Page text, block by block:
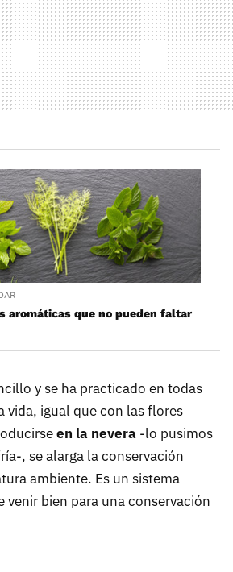
aromáticas que no pueden faltar
y se ha practicado en todas
vida, igual que con las flores
en la nevera -lo pusimos
, se alarga la conservación
ambiente. Es un sistema
venir bien para una conservación